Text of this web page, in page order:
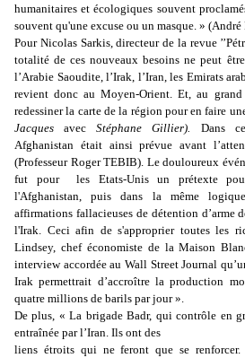
humanitaires et écologiques souvent
souvent qu'une excuse ou un masque. »
Pour Nicolas Sarkis, directeur de la revue
totalité de ces nouveaux besoins ne peut
l’Arabie Saoudite, l’Irak, l’Iran, les Emirats
revient donc au Moyen-Orient. Et, au grand
redessiner la carte de la région pour en faire
Jacques avecStéphane Gillier). Dans
Afghanistan était ainsi prévue avant
(Professeur Roger TEBIB). Le douloureux
fut pour
les Etats-Unis un prétexte
l'Afghanistan, puis dans la même
affirmations fallacieuses de détention d’arme
l'Irak. Ceci afin de s'approprier toutes les
Lindsey, chef économiste de la Maison
interview accordée au Wall Street Journal
Irak permettrait d’accroître la production
quatre millions de barils par jour ».
De plus, « La brigade Badr, qui contrôle en
entraînée par l’Iran. Ils ont des
liens étroits qui ne feront que se